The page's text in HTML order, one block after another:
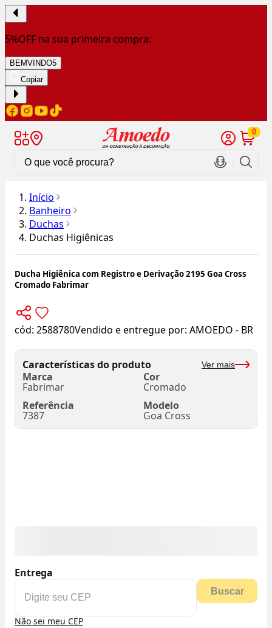
5%OFF na sua primeira compra:
BEMVINDO5
Copiar
0
Início
Banheiro
Duchas
Duchas Higiênicas
Ducha Higiênica com Registro e Derivação 2195 Goa Cross
Cromado Fabrimar
cód: 2588780Vendido e entregue por: AMOEDO - BR
Características do produto Ver mais
Marca
Fabrimar
Cor
Cromado
Referência
7387
Modelo
Goa Cross
Entrega
Buscar
Não sei meu CEP